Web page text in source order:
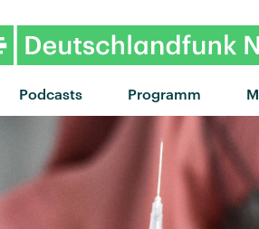
Podcasts Programm
"Dai Dai" von